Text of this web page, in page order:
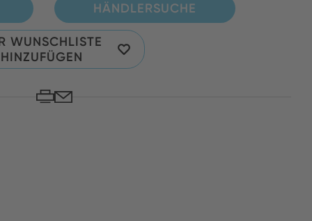
HÄNDLERSUCHE
WUNSCHLISTE
HINZUFÜGEN